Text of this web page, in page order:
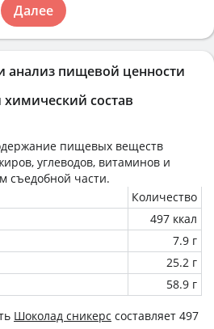
анализ пищевой ценности
состав
пищевых веществ
углеводов, витаминов и
съедобной части.
Количество
497 ккал
7.9 г
25.2 г
58.9 г
Шоколад сникерс составляет 497
Далее